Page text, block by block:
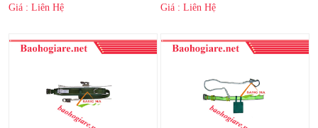
Giá : Liên Hệ
Giá : Liên Hệ